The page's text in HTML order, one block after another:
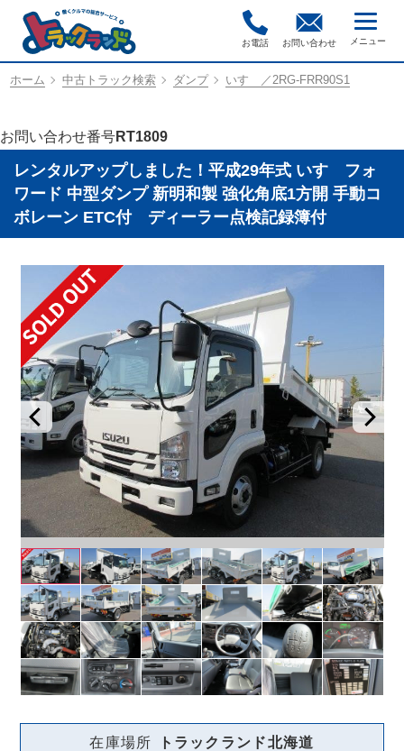
お電話 お問い合わせ
ホーム 中古トラック検索 ダンプ いすゞ／2RG-FRR90S1
お問い合わせ番号RT1809
レンタルアップしました！平成29年式 いすゞフォ
ワード 中型ダンプ 新明和製 強化角底1方開 手動コ
ボレーン ETC付 ディーラー点検記録簿付
在庫場所 トラックランド北海道